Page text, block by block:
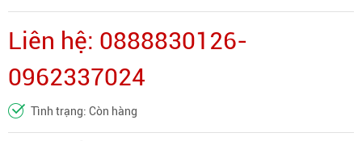
Liên hệ: 0888830126-
0962337024
Tình trạng: Còn hàng